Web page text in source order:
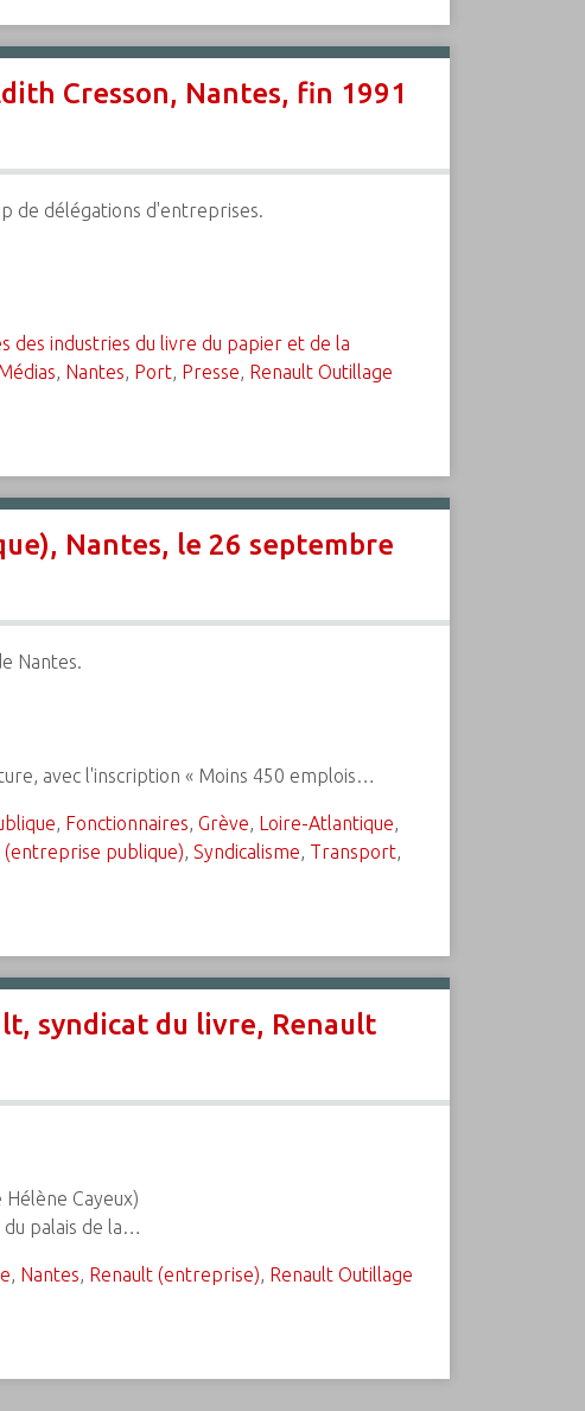
Cresson, Nantes, fin 1991
de délégations d'entreprises.
des industries du livre du papier et de la
, Nantes, Port, Presse, Renault Outillage
Nantes, le 26 septembre
Nantes.
avec l'inscription « Moins 450 emplois…
, Fonctionnaires, Grève, Loire-Atlantique,
(entreprise publique), Syndicalisme, Transport,
syndicat du livre, Renault
Cayeux)
du palais de la…
, Nantes, Renault (entreprise), Renault Outillage